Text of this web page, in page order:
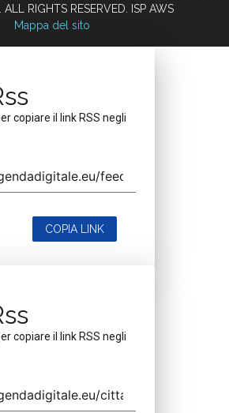
RIGHTS RESERVED. ISP AWS
Mappa del sito
copiare il link RSS negli
COPIA LINK
copiare il link RSS negli